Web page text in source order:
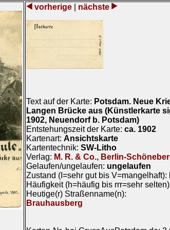
vorherige nächste
Text auf der Karte: Potsdam. Neue
Langen Brücke aus (Künstlerkarte
1902, Neuendorf b. Potsdam)
Entstehungszeit der Karte: ca. 1902
Kartenart: Ansichtskarte
Kartentechnik: SW-Litho
Verlag: M. R. & Co., Berlin-
Gelaufen/ungelaufen: ungelaufen
Zustand (I=sehr gut bis V=mangelhaft):
Häufigkeit (h=häufig bis rrr=sehr
Heutige(r) Straßenname(n):
Brauhausberg